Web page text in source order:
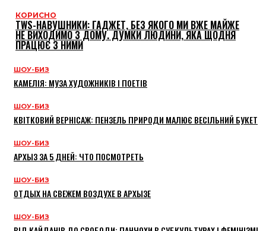
КОРИСНО
TWS-НАВУШНИКИ: ГАДЖЕТ, БЕЗ ЯКОГО МИ ВЖЕ МАЙЖЕ
НЕ ВИХОДИМО З ДОМУ. ДУМКИ ЛЮДИНИ, ЯКА ЩОДНЯ
ПРАЦЮЄ З НИМИ
ШОУ-БИЗ
КАМЕЛІЯ: МУЗА ХУДОЖНИКІВ І ПОЕТІВ
ШОУ-БИЗ
КВІТКОВИЙ ВЕРНІСАЖ: ПЕНЗЕЛЬ ПРИРОДИ МАЛЮЄ ВЕСІЛЬНИЙ БУКЕТ
ШОУ-БИЗ
АРХЫЗ ЗА 5 ДНЕЙ: ЧТО ПОСМОТРЕТЬ
ШОУ-БИЗ
ОТДЫХ НА СВЕЖЕМ ВОЗДУХЕ В АРХЫЗЕ
ШОУ-БИЗ